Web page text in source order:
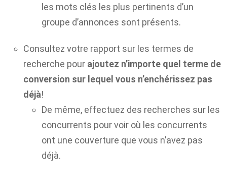
les mots clés les plus pertinents d’un
groupe d’annonces sont présents.
Consultez votre rapport sur les termes de
recherche pour ajoutez n’importe quel terme de
conversion sur lequel vous n’enchérissez pas
déjà!
De même, effectuez des recherches sur les
concurrents pour voir où les concurrents
ont une couverture que vous n’avez pas
déjà.